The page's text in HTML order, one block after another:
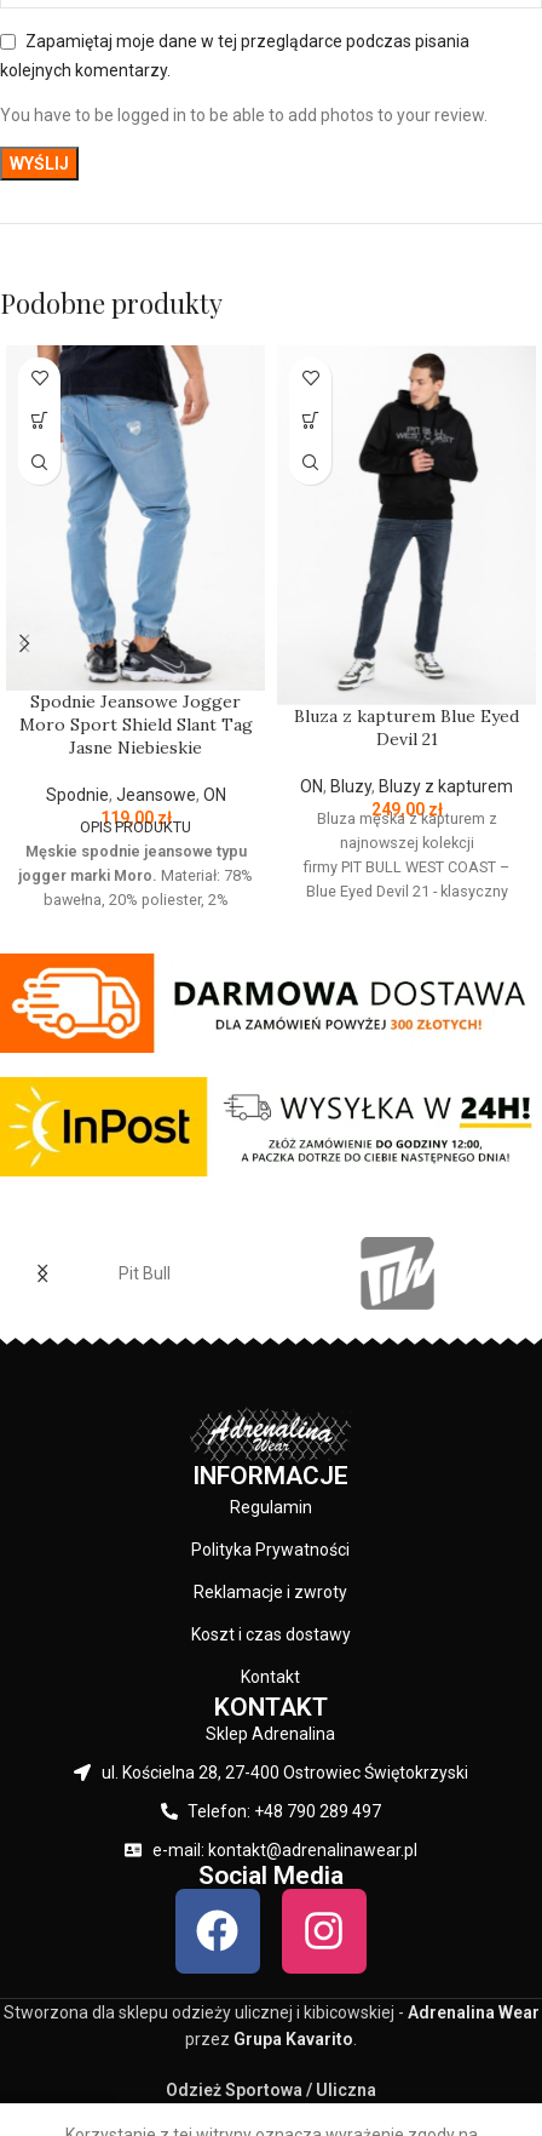
Zapamiętaj moje dane w tej przeglądarce podczas pisania
kolejnych komentarzy.
You have to be logged in to be able to add photos to your review.
Podobne produkty
Spodnie Jeansowe Jogger
Moro Sport Shield Slant Tag
Jasne Niebieskie
Spodnie, Jeansowe, ON
119,00zł
OPIS PRODUKTU
Męskie spodnie jeansowe typu
jogger marki Moro. Materiał: 78%
bawełna, 20% poliester, 2%
kroju. Posiadają cztery kieszenie i
regulowana gumę w pasie która
zapewnia idealne dopasowanie w
talii.
odpowiednio dobranym
materiałom.
Elastan
zostały zakończone
dopasowanym ściągaczem.
w Polsce.
Bluza z kapturem Blue Eyed
Devil 21
ON, Bluzy, Bluzy z kapturem
249,00 zł
Bluza męska z kapturem z
najnowszej kolekcji
firmy PIT BULL WEST COAST –
Blue Eyed Devil 21 - klasyczny
wewnętrznej strony jest
pomocą szerokiego sznurka z
metalowym wykończeniem -
ściągacze rękawów posiadają
naszywka z logo marki - duża
przednia kieszeń typu kangurka -
wysokiej jakości nieścieralne
Pit Bull
INFORMACJE
Regulamin
Polityka Prywatności
Reklamacje i zwroty
Koszt i czas dostawy
Kontakt
KONTAKT
Sklep Adrenalina
ul. Kościelna 28, 27-400 Ostrowiec Świętokrzyski
Telefon: +48 790 289 497
e-mail: kontakt@adrenalinawear.pl
Social Media
Stworzona dla sklepu odzieży ulicznej i kibicowskiej - Adrenalina Wear
przez Grupa Kavarito
Odzież Sportowa / Uliczna